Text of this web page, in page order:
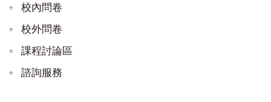
校內問卷
校外問卷
課程討論區
諮詢服務